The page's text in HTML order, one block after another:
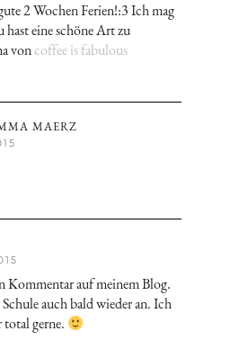
2 Wochen Ferien!:3 Ich mag
hast eine schöne Art zu
voncoffee is fabulous
MAERZ
Kommentar auf meinem Blog.
auch bald wieder an. Ich
total gerne.